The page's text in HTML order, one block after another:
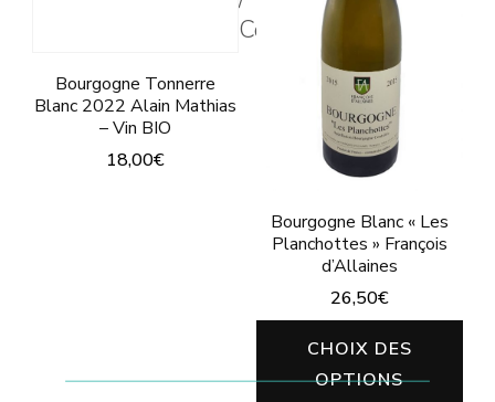
être
choisies
page
du
produit
Bourgogne Tonnerre
Blanc 2022 Alain Mathias
– Vin BIO
18,00€
Bourgogne Blanc « Les
Planchottes » François
d’Allaines
26,50€
CHOIX DES
OPTIONS
Color